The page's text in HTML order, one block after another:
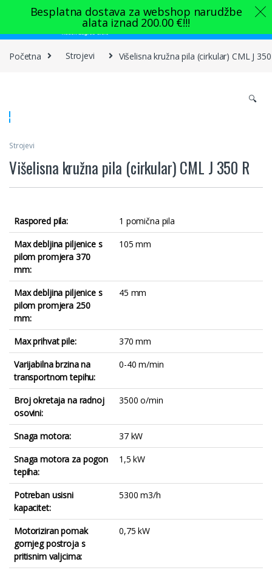
Skip to navigation
Skip to content
Početna Strojevi Višelisna kružna pila (cirkular) CML J
🔍
Strojevi
Višelisna kružna pila (cirkular) CML J 350 R
Raspored pila:
1 pomična pila
Max debljina piljenice s
pilom promjera 370
mm:
105 mm
Max debljina piljenice s
pilom promjera 250
mm:
45 mm
Max prihvat pile:
370 mm
Varijabilna brzina na
transportnom tepihu:
0-40 m/min
Broj okretaja na radnoj
osovini:
3500 o/min
Snaga motora:
37 kW
Snaga motora za pogon
tepiha:
1,5 kW
Potreban usisni
kapacitet:
5300 m3/h
Motoriziran pomak
gornjeg postroja s
pritisnim valjcima:
0,75 kW
Besplatna dostava za webshop narudžbe
alata iznad 200.00 €!!!